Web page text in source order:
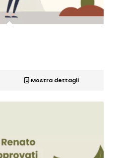
Mostra dettagli